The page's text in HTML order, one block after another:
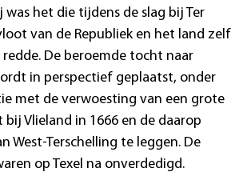
was het die tijdens de slag bij Ter
van de Republiek en het land zelf
De beroemde tocht naar
in perspectief geplaatst, onder
met de verwoesting van een grote
Vlieland in 1666 en de daarop
West-Terschelling te leggen. De
op Texel na onverdedigd.